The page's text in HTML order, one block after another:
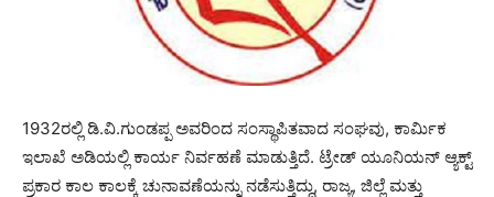
1932ರಲ್ಲಿ ಡಿ.ವಿ.ಗುಂಡಪ್ಪ ಅವರಿಂದ ಸಂಸ್ಥಾಪಿತವಾದ ಸಂಘವು, ಕಾರ್ಮಿಕ
ಇಲಾಖೆ ಅಡಿಯಲ್ಲಿ ಕಾರ್ಯ ನಿರ್ವಹಣೆ ಮಾಡುತ್ತಿದೆ. ಟ್ರೇಡ್ ಯೂನಿಯನ್ ಆ್ಯಕ್ಟ್
ಪ್ರಕಾರ ಕಾಲ ಕಾಲಕ್ಕೆ ಚುನಾವಣೆಯನ್ನು ನಡೆಸುತ್ತಿದ್ದು, ರಾಜ್ಯ, ಜಿಲ್ಲೆ ಮತ್ತು